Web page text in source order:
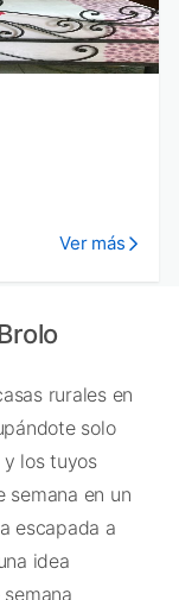
Ver más
rurales en
solo
los tuyos
semana en un
escapada a
idea